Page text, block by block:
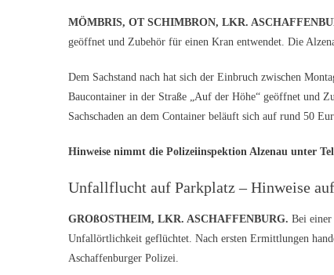
MÖMBRIS, OT SCHIMBRON, LKR.
geöffnet und Zubehör für einen Kran entwendet. Die
Dem Sachstand nach hat sich der Einbruch zwischen
Baucontainer in der Straße „Auf der Höhe“ geöffnet und
Sachschaden an dem Container beläuft sich auf rund 50
Hinweise nimmt die Polizeiinspektion Alzenau unter
Unfallflucht auf Parkplatz – Hinweise
GROßOSTHEIM, LKR. ASCHAFFENBURG. Bei einer
Unfallörtlichkeit geflüchtet. Nach ersten Ermittlungen
Aschaffenburger Polizei.